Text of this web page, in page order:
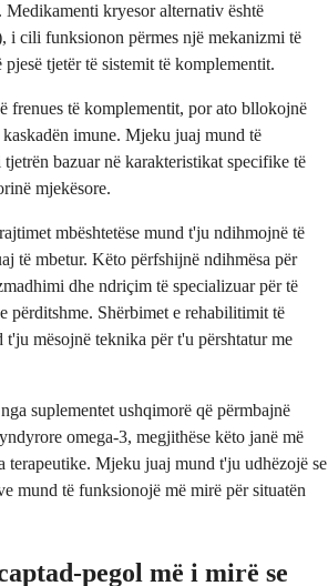
Medikamenti kryesor alternativ është
i cili funksionon përmes një mekanizmi të
tjetër të sistemit të komplementit.
frenues të komplementit, por ato bllokojnë
imune. Mjeku juaj mund të
bazuar në karakteristikat specifike të
mjekësore.
mbështetëse mund t'ju ndihmojnë të
të mbetur. Këto përfshijnë ndihmësa për
dhe ndriçim të specializuar për të
përditshme. Shërbimet e rehabilitimit të
mësojnë teknika për t'u përshtatur me
suplementet ushqimorë që përmbajnë
omega-3, megjithëse këto janë më
terapeutike. Mjeku juaj mund t'ju udhëzojë se
mund të funksionojë më mirë për situatën
pegol më i mirë se